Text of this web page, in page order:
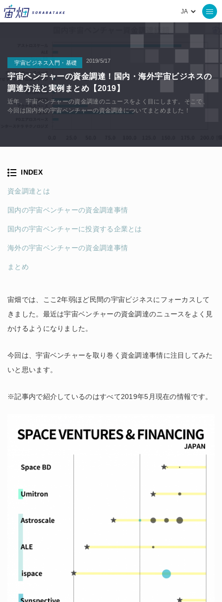
宇宙ビジネス入門・基礎 2019/5/17
宇宙ベンチャーの資金調達！国内・海外宇宙ビジネスの
調達方法と実例まとめ【2019】
近年、宇宙ベンチャーの資金調達のニュースをよく目にします。そこで、
今回は国内外の宇宙ベンチャーの資金調達についてまとめました！
宙畑では、ここ2年弱ほど民間の宇宙ビジネスにフォーカスして
きました。最近は宇宙ベンチャーの資金調達のニュースをよく見
かけるようになりました。
今回は、宇宙ベンチャーを取り巻く資金調達事情に注目してみた
いと思います。
※記事内で紹介しているのはすべて2019年5月現在の情報です。
INDEX
資金調達とは
国内の宇宙ベンチャーの資金調達事情
国内の宇宙ベンチャーに投資する企業とは
海外の宇宙ベンチャーの資金調達事情
まとめ